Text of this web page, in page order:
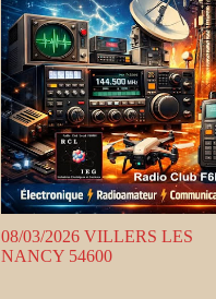
08/03/2026 VILLERS LES
NANCY 54600